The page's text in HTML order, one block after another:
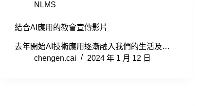
NLMS
結合AI應用的教會宣傳影片
去年開始AI技術應用逐漸融入我們的生活及…
chengen.cai
2024 年 1 月 12 日